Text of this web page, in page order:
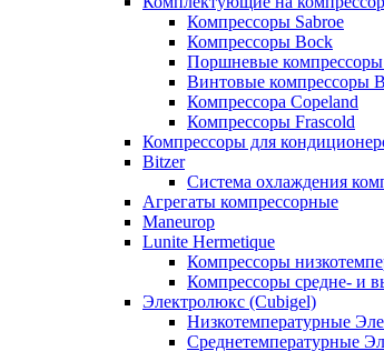
Компрессоры Sabroe
Компрессоры Bock
Поршневые
Винтовые компрессоры
Компрессора Copeland
Компрессоры Frascold
Компрессоры для
Bitzer
Система охлаждения
Агрегаты компрессорные
Maneurop
Lunite Hermetique
Компрессоры
Компрессоры средне- и
Электролюкс (Cubigel)
Низкотемпературные
Среднетемпературные